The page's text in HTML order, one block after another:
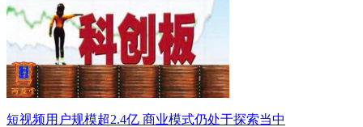
短视频用户规模超2.4亿 商业模式仍处于探索当中